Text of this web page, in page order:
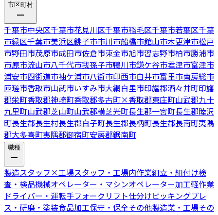
市区町村
千葉市中央区千葉市花見川区千葉市稲毛区千葉市若葉区千葉
市緑区千葉市美浜区銚子市市川市船橋市館山市木更津市松戸
市野田市茂原市成田市佐倉市東金市旭市習志野市柏市勝浦市
市原市流山市八千代市我孫子市鴨川市鎌ケ谷市君津市富津市
浦安市四街道市袖ケ浦市八街市印西市白井市富里市南房総市
匝瑳市香取市山武市いすみ市大網白里市印旛郡酒々井町印旛
郡栄町香取郡神崎町香取郡多古町×香取郡東庄町山武郡九十
九里町山武郡芝山町山武郡横芝光町長生郡一宮町長生郡睦沢
町長生郡長生村長生郡白子町長生郡長柄町長生郡長南町夷隅
郡大多喜町夷隅郡御宿町安房郡鋸南町
職種
製造スタッフ ×工場スタッフ・工場内作業組立・組付け検
査・検品機械オペレーター・マシンオペレーター加工軽作業
ドライバー・運転手フォークリフト仕分けピッキングプレ
ス・研磨・塗装食品加工保守・保全その他製造業・工場その